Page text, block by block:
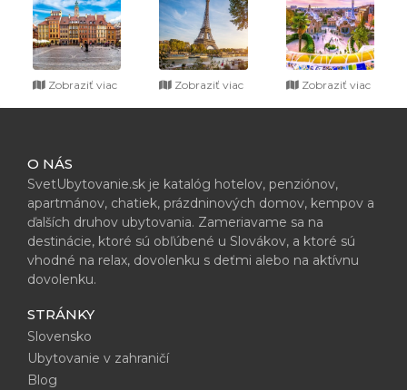
Zobraziť viac Zobraziť viac Zobraziť viac
O NÁS
SvetUbytovanie.sk je katalóg hotelov, penziónov,
apartmánov, chatiek, prázdninových domov, kempov a
ďalších druhov ubytovania. Zameriavame sa na
destinácie, ktoré sú obľúbené u Slovákov, a ktoré sú
vhodné na relax, dovolenku s deťmi alebo na aktívnu
dovolenku.
STRÁNKY
Slovensko
Ubytovanie v zahraničí
Blog